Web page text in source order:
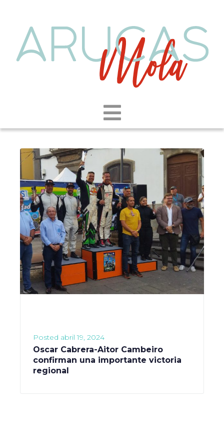
Posted abril 19, 2024
Oscar Cabrera-Aitor Cambeiro
confirman una importante victoria
regional